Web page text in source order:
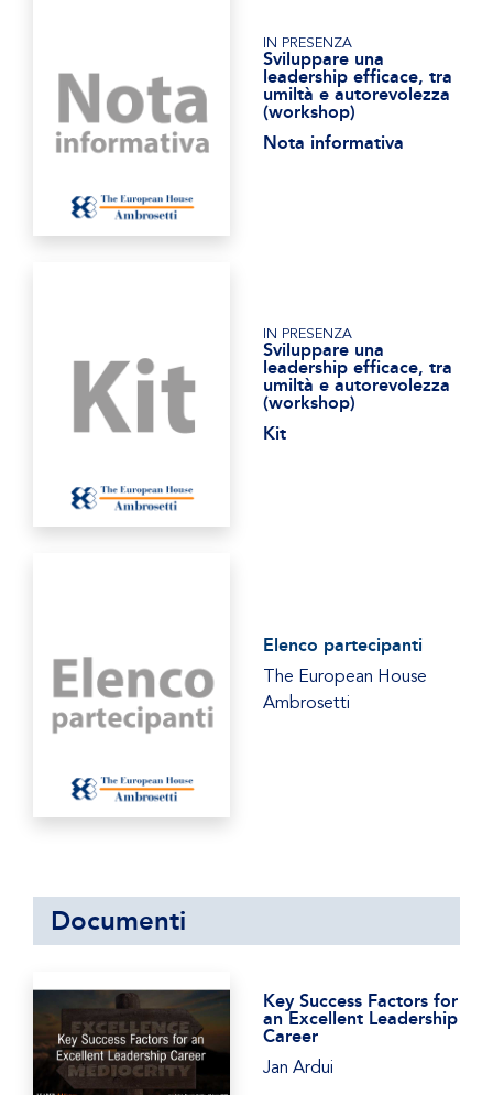
IN PRESENZA
Sviluppare una
leadership efficace, tra
umiltà e autorevolezza
(workshop)
Nota informativa
IN PRESENZA
Sviluppare una
leadership efficace, tra
umiltà e autorevolezza
(workshop)
Kit
Elenco partecipanti
The European House
Ambrosetti
Documenti
Key Success Factors for
an Excellent Leadership
Career
Jan Ardui